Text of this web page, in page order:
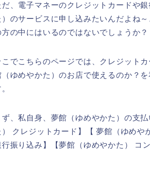
だ、電子マネーのクレジットカードや
）のサービスに申し込みたいんだよね
方の中にはいるのではないでしょうか？
こでこちらのページでは、クレジット
（ゆめやかた）のお店で使えるのか？
ず、私自身、夢館（ゆめやかた）の支
） クレジットカード】【 夢館（ゆめ
行振り込み】【夢館（ゆめやかた） コ